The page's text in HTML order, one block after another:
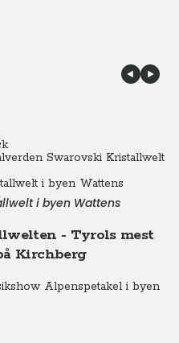
Swarovski Kristallwelt
i byen Wattens
- Tyrols mest
Kirchberg
Alpenspetakel i byen